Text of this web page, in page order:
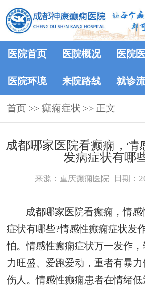
医院首页 医院概况 医院
医院环境 来院路线 就诊
首页 >> 癫痫症状 >> 正文
成都哪家医院看癫痫，情
发病症状有哪
来源：重庆癫痫医院 日期：
成都哪家医院看癫痫，情
症状有哪些?情感性癫痫症状发
怕。情感性癫痫症状万一发作
力旺盛、爱跑爱动，重者有暴力
伤人。情感性癫痫患者在情绪